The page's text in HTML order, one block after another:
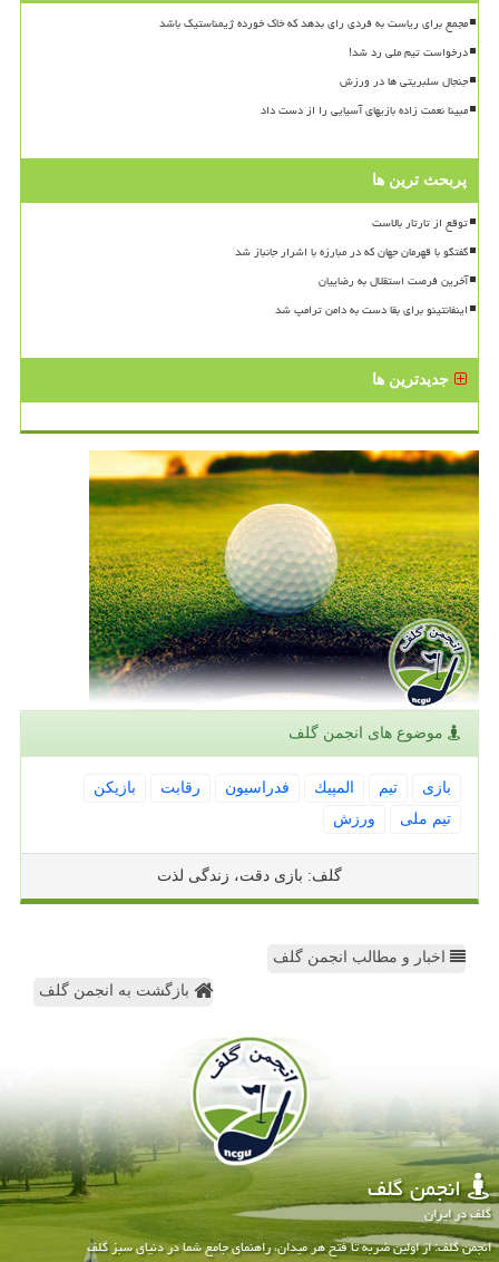
مجمع برای ریاست به فردی رای بدهد که خاک خورده ژیمناستیک باشد
درخواست تیم ملی رد شد!
جنجال سلبریتی ها در ورزش
مبینا نعمت زاده بازیهای آسیایی را از دست داد
پربحث ترین ها
توقع از تارتار بالاست
گفتگو با قهرمان جهان که در مبارزه با اشرار جانباز شد
آخرین فرصت استقلال به رضاییان
اینفانتینو برای بقا دست به دامن ترامپ شد
جدیدترین ها
موضوع های انجمن گلف
بازی تیم المپیك فدراسیون رقابت
بازیكن
تیم ملی
ورزش
گلف: بازی دقت، زندگی لذت
اخبار و مطالب انجمن گلف
بازگشت به انجمن گلف
انجمن گلف
گلف در ایران
انجمن گلف: از اولین ضربه تا فتح هر میدان، راهنمای جامع شما در دنیای سبز گلف